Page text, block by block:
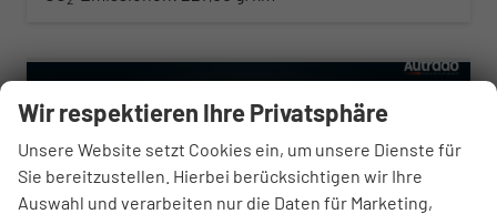
Wir respektieren Ihre Privatsphäre
Unsere Website setzt Cookies ein, um unsere Dienste für
Sie bereitzustellen. Hierbei berücksichtigen wir Ihre
Auswahl und verarbeiten nur die Daten für Marketing,